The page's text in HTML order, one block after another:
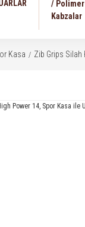
Kasa Zib Grips Silah